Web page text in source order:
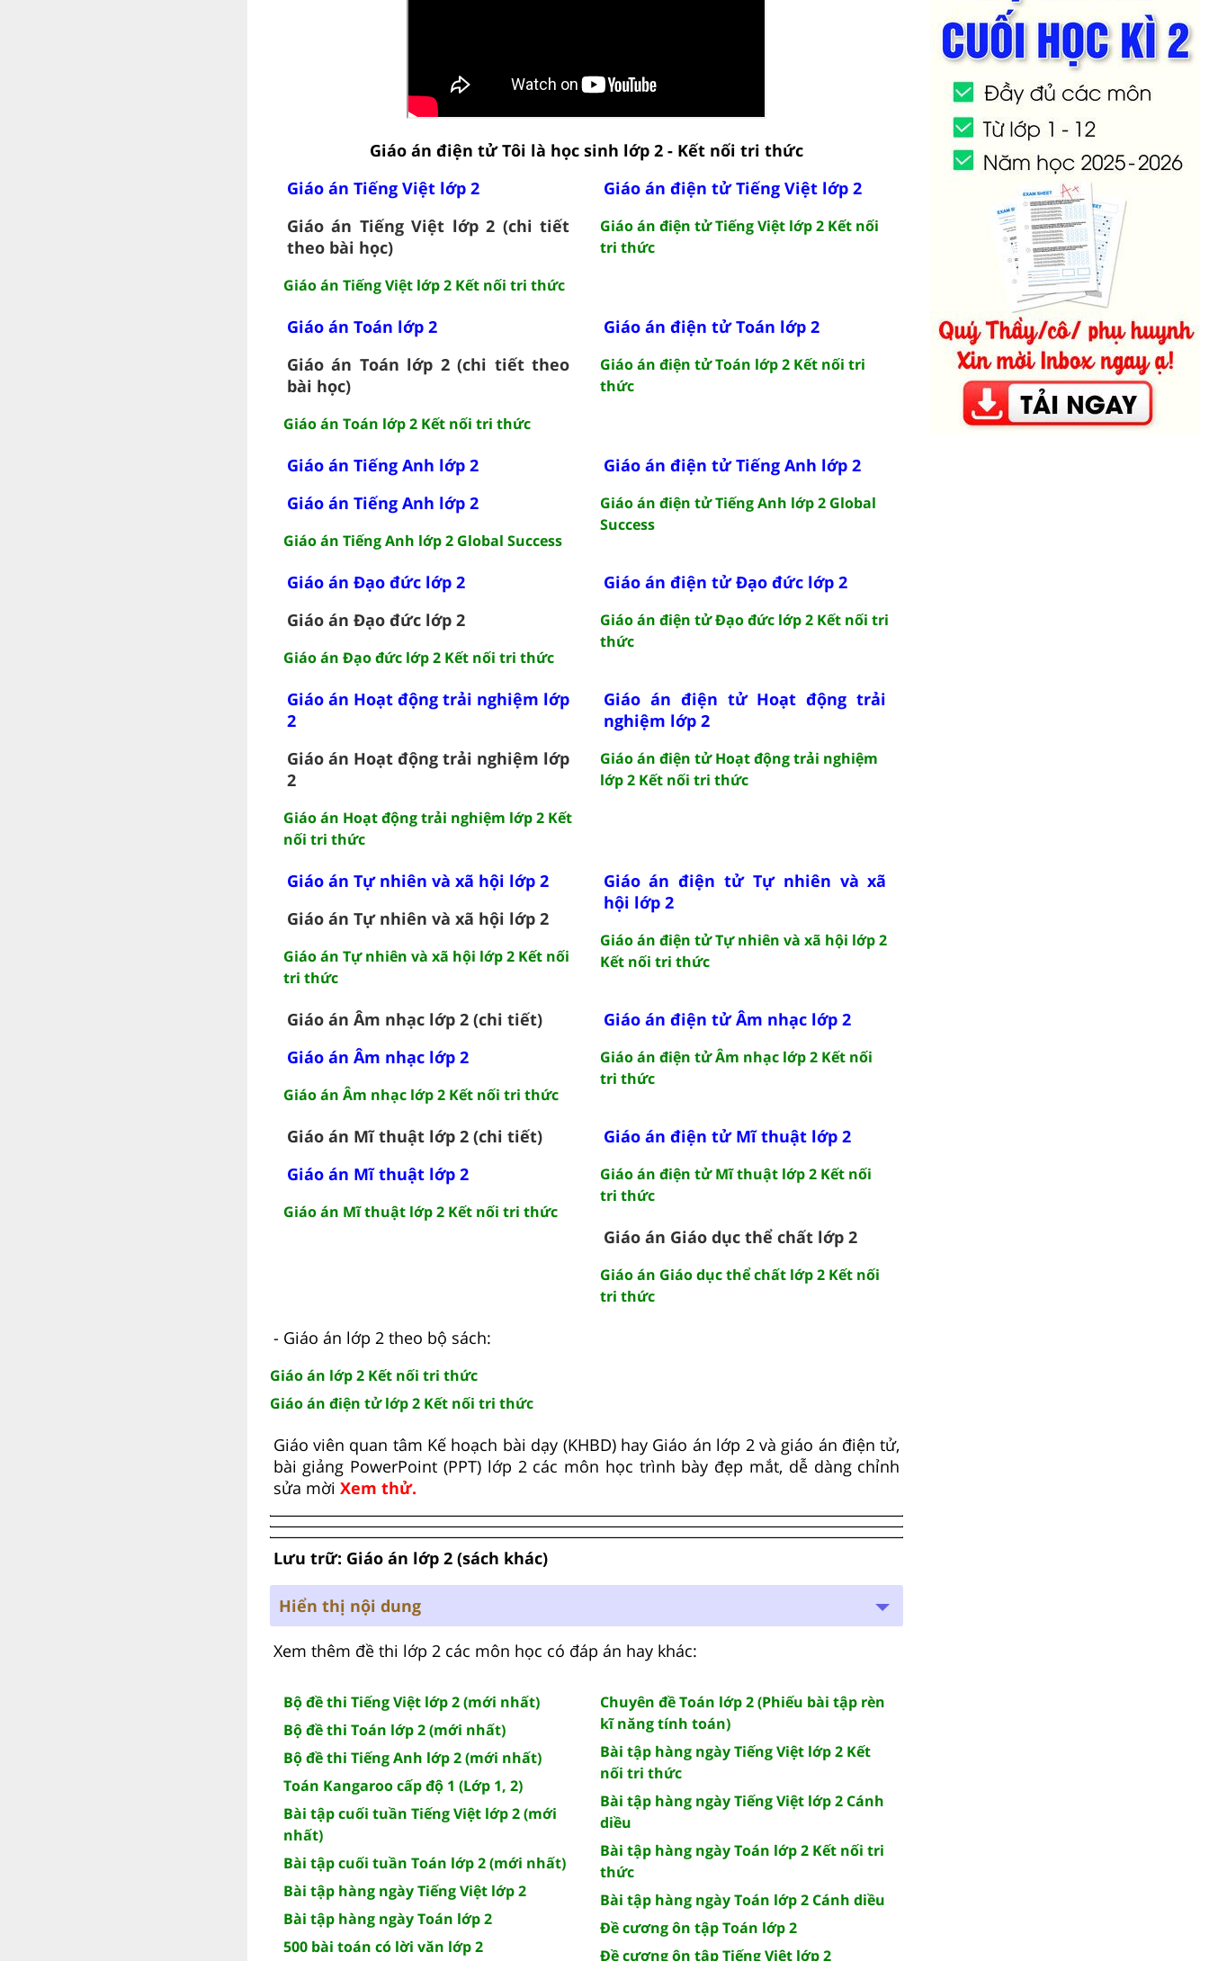
Giáo án điện tử Tôi là học sinh lớp 2 - Kết nối tri thức
Giáo án Tiếng Việt lớp 2
Giáo án Tiếng Việt lớp 2 (chi tiết
theo bài học)
Giáo án Tiếng Việt lớp 2 Kết nối tri thức
Giáo án điện tử Tiếng Việt lớp 2
Giáo án điện tử Tiếng Việt lớp 2 Kết nối
tri thức
Giáo án Toán lớp 2
Giáo án Toán lớp 2 (chi tiết theo
bài học)
Giáo án Toán lớp 2 Kết nối tri thức
Giáo án điện tử Toán lớp 2
Giáo án điện tử Toán lớp 2 Kết nối tri
thức
Giáo án Tiếng Anh lớp 2
Giáo án Tiếng Anh lớp 2
Giáo án Tiếng Anh lớp 2 Global Success
Giáo án điện tử Tiếng Anh lớp 2
Giáo án điện tử Tiếng Anh lớp 2 Global
Success
Giáo án Đạo đức lớp 2
Giáo án Đạo đức lớp 2
Giáo án Đạo đức lớp 2 Kết nối tri thức
Giáo án điện tử Đạo đức lớp 2
Giáo án điện tử Đạo đức lớp 2 Kết nối tri
thức
Giáo án Hoạt động trải nghiệm lớp
2
Giáo án Hoạt động trải nghiệm lớp
2
Giáo án Hoạt động trải nghiệm lớp 2 Kết
nối tri thức
Giáo án điện tử Hoạt động trải
nghiệm lớp 2
Giáo án điện tử Hoạt động trải nghiệm
lớp 2 Kết nối tri thức
Giáo án Tự nhiên và xã hội lớp 2
Giáo án Tự nhiên và xã hội lớp 2
Giáo án Tự nhiên và xã hội lớp 2 Kết nối
tri thức
Giáo án điện tử Tự nhiên và xã
hội lớp 2
Giáo án điện tử Tự nhiên và xã hội lớp 2
Kết nối tri thức
Giáo án Âm nhạc lớp 2 (chi tiết)
Giáo án Âm nhạc lớp 2
Giáo án Âm nhạc lớp 2 Kết nối tri thức
Giáo án điện tử Âm nhạc lớp 2
Giáo án điện tử Âm nhạc lớp 2 Kết nối
tri thức
Giáo án Mĩ thuật lớp 2 (chi tiết)
Giáo án Mĩ thuật lớp 2
Giáo án Mĩ thuật lớp 2 Kết nối tri thức
Giáo án điện tử Mĩ thuật lớp 2
Giáo án điện tử Mĩ thuật lớp 2 Kết nối
tri thức
Giáo án Giáo dục thể chất lớp 2
Giáo án Giáo dục thể chất lớp 2 Kết nối
tri thức
- Giáo án lớp 2 theo bộ sách:
Giáo án lớp 2 Kết nối tri thức
Giáo án điện tử lớp 2 Kết nối tri thức
Giáo viên quan tâm Kế hoạch bài dạy (KHBD) hay Giáo án lớp 2 và giáo án điện tử,
bài giảng PowerPoint (PPT) lớp 2 các môn học trình bày đẹp mắt, dễ dàng chỉnh
sửa mời Xem thử.
Lưu trữ: Giáo án lớp 2 (sách khác)
Hiển thị nội dung
Xem thêm đề thi lớp 2 các môn học có đáp án hay khác:
Bộ đề thi Tiếng Việt lớp 2 (mới nhất)
Bộ đề thi Toán lớp 2 (mới nhất)
Bộ đề thi Tiếng Anh lớp 2 (mới nhất)
Toán Kangaroo cấp độ 1 (Lớp 1, 2)
Bài tập cuối tuần Tiếng Việt lớp 2 (mới
nhất)
Bài tập cuối tuần Toán lớp 2 (mới nhất)
Bài tập hàng ngày Tiếng Việt lớp 2
Bài tập hàng ngày Toán lớp 2
500 bài toán có lời văn lớp 2
Chuyên đề Toán lớp 2 (Phiếu bài tập rèn
kĩ năng tính toán)
Bài tập hàng ngày Tiếng Việt lớp 2 Kết
nối tri thức
Bài tập hàng ngày Tiếng Việt lớp 2 Cánh
diều
Bài tập hàng ngày Toán lớp 2 Kết nối tri
thức
Bài tập hàng ngày Toán lớp 2 Cánh diều
Đề cương ôn tập Toán lớp 2
Đề cương ôn tập Tiếng Việt lớp 2